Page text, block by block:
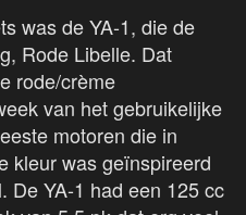
was de YA-1, die de
Rode Libelle. Dat
rode/crème
van het gebruikelijke
motoren die in
kleur was geïnspireerd
De YA-1 had een 125 cc